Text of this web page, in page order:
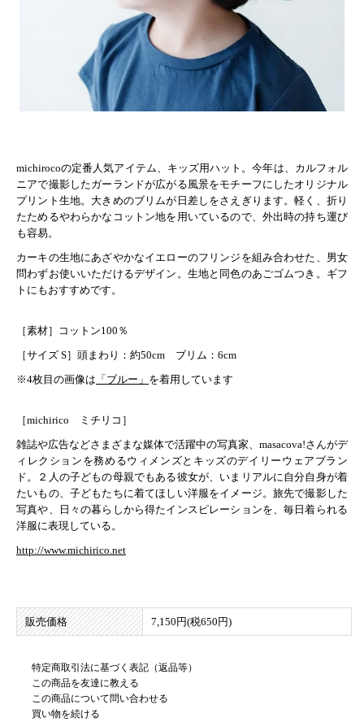
michirocoの定番人気アイテム、キッズ用ハット。今年は、カルフォル
ニアで撮影したガーランドが広がる風景をモチーフにしたオリジナル
プリント生地。大きめのブリムが日差しをさえぎります。軽く、折り
たためるやわらかなコットン地を用いているので、外出時の持ち運び
も容易。
カーキの生地にあざやかなイエローのフリンジを組み合わせた、男女
問わずお使いいただけるデザイン。生地と同色のあごゴムつき。ギフ
トにもおすすめです。
［素材］コットン100％
［サイズ S］頭まわり：約50cm ブリム：6cm
※4枚目の画像は 「ブルー」 を着用しています
［michirico ミチリコ］
雑誌や広告などさまざまな媒体で活躍中の写真家、masacova!さんがデ
ィレクションを務めるウィメンズとキッズのデイリーウェアブラン
ド。２人の子どもの母親でもある彼女が、いまリアルに自分自身が着
たいもの、子どもたちに着てほしい洋服をイメージ。旅先で撮影した
写真や、日々の暮らしから得たインスピレーションを、毎日着られる
洋服に表現している。
http://www.michirico.net
販売価格 7,150円(税650円)
特定商取引法に基づく表記（返品等）
この商品を友達に教える
この商品について問い合わせる
買い物を続ける